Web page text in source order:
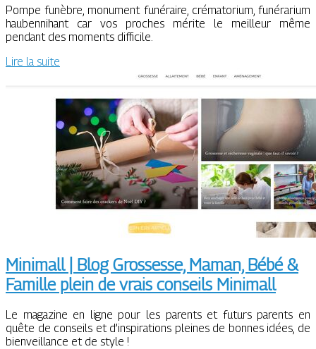
Pompe funèbre, monument funéraire, crématorium, funérarium
haubennihant car vos proches mérite le meilleur même
pendant des moments difficile.
Lire la suite
Minimall | Blog Grossesse, Maman, Bébé &
Famille plein de vrais conseils Minimall
Le magazine en ligne pour les parents et futurs parents en
quête de conseils et d’inspirations pleines de bonnes idées, de
bienveillance et de style !